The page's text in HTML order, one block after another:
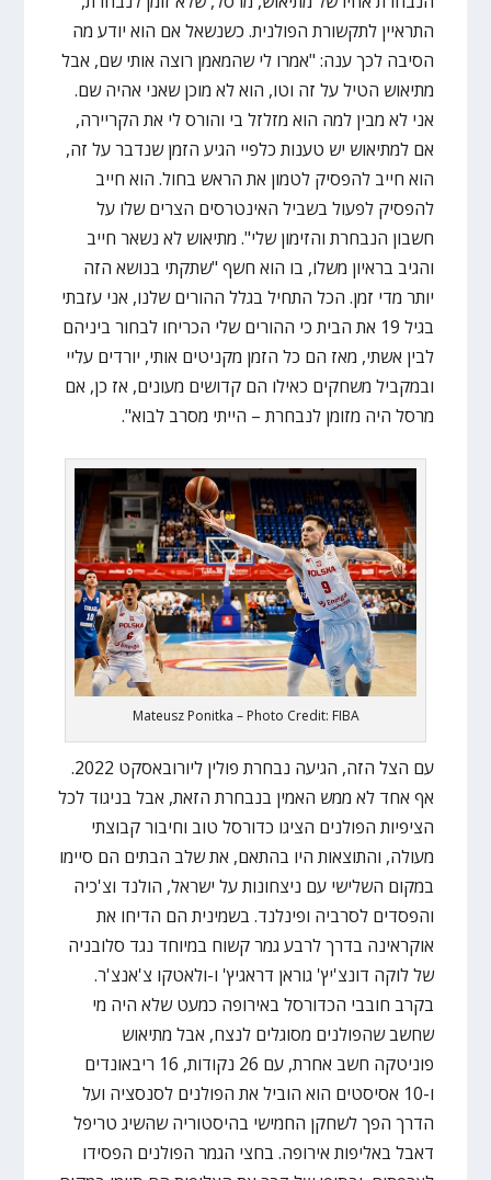
התראיין לתקשורת הפולנית. כשנשאל אם הוא יודע מה
הסיבה לכך ענה: "אמרו לי שהמאמן רוצה אותי שם, אבל
מתיאוש הטיל על זה וטו, הוא לא מוכן שאני אהיה שם.
אני לא מבין למה הוא מזלזל בי והורס לי את הקריירה,
אם למתיאוש יש טענות כלפיי הגיע הזמן שנדבר על זה,
הוא חייב להפסיק לטמון את הראש בחול. הוא חייב
להפסיק לפעול בשביל האינטרסים הצרים שלו על
חשבון הנבחרת והזימון שלי". מתיאוש לא נשאר חייב
והגיב בראיון משלו, בו הוא חשף "שתקתי בנושא הזה
יותר מדי זמן. הכל התחיל בגלל ההורים שלנו, אני עזבתי
בגיל 19 את הבית כי ההורים שלי הכריחו לבחור ביניהם
לבין אשתי, מאז הם כל הזמן מקניטים אותי, יורדים עליי
ובמקביל משחקים כאילו הם קדושים מעונים, אז כן, אם
מרסל היה מזומן לנבחרת – הייתי מסרב לבוא".
Mateusz Ponitka – Photo Credit: FIBA
עם הצל הזה, הגיעה נבחרת פולין ליורובאסקט 2022.
אף אחד לא ממש האמין בנבחרת הזאת, אבל בניגוד לכל
הציפיות הפולנים הציגו כדורסל טוב וחיבור קבוצתי
מעולה, והתוצאות היו בהתאם, את שלב הבתים הם סיימו
במקום השלישי עם ניצחונות על ישראל, הולנד וצ'כיה
והפסדים לסרביה ופינלנד. בשמינית הם הדיחו את
אוקראינה בדרך לרבע גמר קשוח במיוחד נגד סלובניה
של לוקה דונצ'יץ' גוראן דראגיץ' ו-ולאטקו צ'אנצ'ר.
בקרב חובבי הכדורסל באירופה כמעט שלא היה מי
שחשב שהפולנים מסוגלים לנצח, אבל מתיאוש
פוניטקה חשב אחרת, עם 26 נקודות, 16 ריבאונדים
ו-10 אסיסטים הוא הוביל את הפולנים לסנסציה ועל
הדרך הפך לשחקן החמישי בהיסטוריה שהשיג טריפל
דאבל באליפות אירופה. בחצי הגמר הפולנים הפסידו